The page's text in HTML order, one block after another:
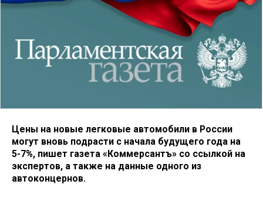
Цены на новые легковые автомобили в России
могут вновь подрасти с начала будущего года на
5-7%, пишет газета «Коммерсантъ» со ссылкой на
экспертов, а также на данные одного из
автоконцернов.